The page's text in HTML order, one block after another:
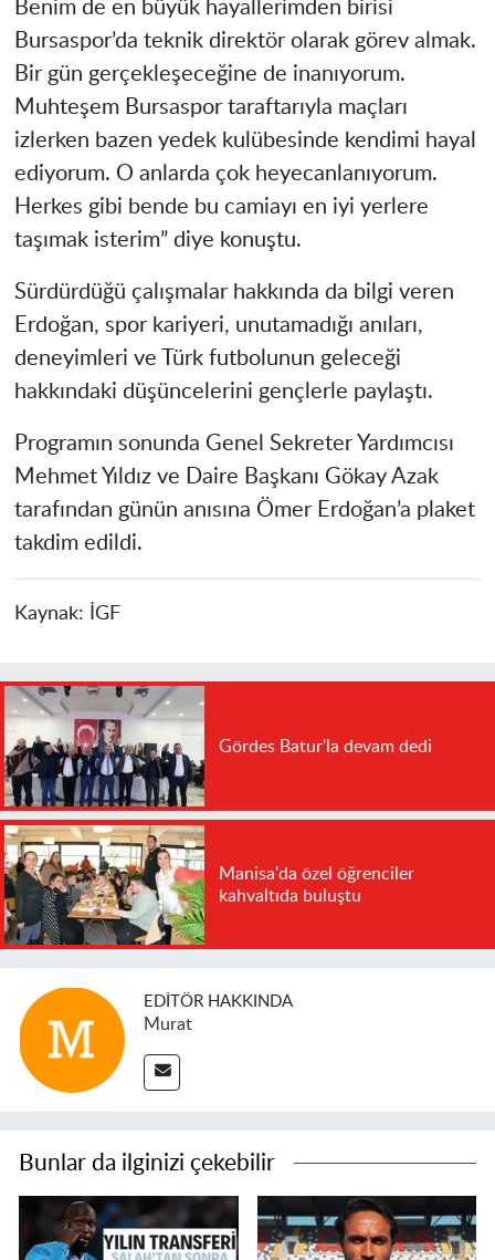
Benim de en büyük hayallerimden birisi
Bursaspor’da teknik direktör olarak görev almak.
Bir gün gerçekleşeceğine de inanıyorum.
Muhteşem Bursaspor taraftarıyla maçları
izlerken bazen yedek kulübesinde kendimi hayal
ediyorum. O anlarda çok heyecanlanıyorum.
Herkes gibi bende bu camiayı en iyi yerlere
taşımak isterim” diye konuştu.
Sürdürdüğü çalışmalar hakkında da bilgi veren
Erdoğan, spor kariyeri, unutamadığı anıları,
deneyimleri ve Türk futbolunun geleceği
hakkındaki düşüncelerini gençlerle paylaştı.
Programın sonunda Genel Sekreter Yardımcısı
Mehmet Yıldız ve Daire Başkanı Gökay Azak
tarafından günün anısına Ömer Erdoğan’a plaket
takdim edildi.
Kaynak: İGF
Gördes Batur'la devam dedi
Manisa'da özel öğrenciler
kahvaltıda buluştu
EDITÖR HAKKINDA
Murat
Bunlar da ilginizi çekebilir